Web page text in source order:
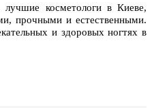
косметологи в Киеве,
прочными и естественными.
и здоровых ногтях в